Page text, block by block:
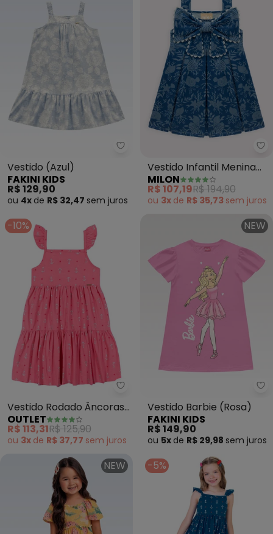
Fakini Kids - Vestido (Azul)
Vestido (Azul)
FAKINI KIDS
R$ 129,90
ou 4x de R$ 32,47 sem juros
Vestido Infantil Menina
Laço (Azul)
MILON
R$ 107,19R$ 194,90
ou 3x de R$ 35,73 sem juros
-10%
Outlet - Vestido Rodado
Vestido Rodado Âncoras
Menina (Rosa )
OUTLET
R$ 113,31R$ 125,90
ou 3x de R$ 37,77 sem juros
NEW
Vestido Barbie (Rosa)
FAKINI KIDS
R$ 149,90
ou 5x de R$ 29,98 sem juros
NEW -5%